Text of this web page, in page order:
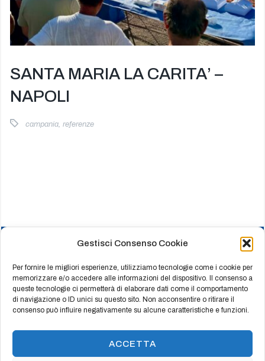
Gestisci Consenso Cookie
Per fornire le migliori esperienze, utilizziamo tecnologie come i cookie per
memorizzare e/o accedere alle informazioni del dispositivo. Il consenso a
queste tecnologie ci permetterà di elaborare dati come il comportamento
di navigazione o ID unici su questo sito. Non acconsentire o ritirare il
consenso può influire negativamente su alcune caratteristiche e funzioni.
ACCETTA
SANTA MARIA LA CARITA’ –
NAPOLI
campania, referenze
HOME
CHI SIAMO
PRODOTTI
REFERENZE
CONTATTI